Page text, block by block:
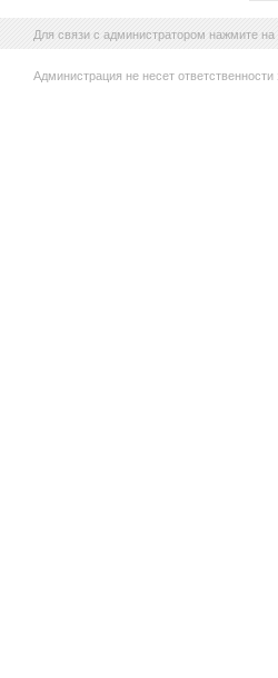
Для связи с администратором нажмите на
Администрация не несет